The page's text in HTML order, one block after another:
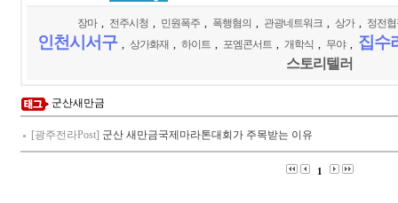
장마 전주시청 민원폭주 폭행혐의 관광네트워크 상가 정전
인천시서구 상가화재 하이트 포엠콘서트 개학식 무야 집수
스토리텔러
군산새만금
[광주전라Post] 군산 새만금국제마라톤대회가 주목받는 이유
1